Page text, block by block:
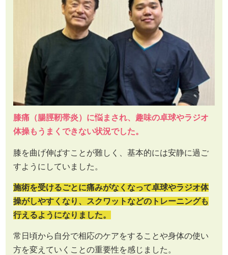
膝痛（腸脛靭帯炎）に悩まされ、趣味の卓球やラジオ
体操もうまくできない状況でした。
膝を曲げ伸ばすことが難しく、基本的には安静に過ご
すようにしていました。
施術を受けるごとに痛みがなくなって卓球やラジオ体
操がしやすくなり、スクワットなどのトレーニングも
行えるようになりました。
常日頃から自分で相応のケアをすることや身体の使い
方を変えていくことの重要性を感じました。